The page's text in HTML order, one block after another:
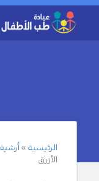
الرئيسية
الأزرق